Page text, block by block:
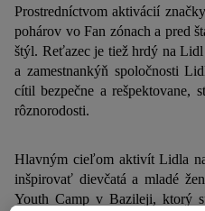
Prostredníctvom aktivácií
pohárov vo Fan zónach a pred
štýl. Reťazec je tiež hrdý na Lidl
a zamestnankýň spoločnosti
cítil bezpečne a rešpektovane,
rôznorodosti.
Hlavným cieľom aktivít Lidla
inšpirovať dievčatá a mladé
Youth Camp v Bazileji, ktorý